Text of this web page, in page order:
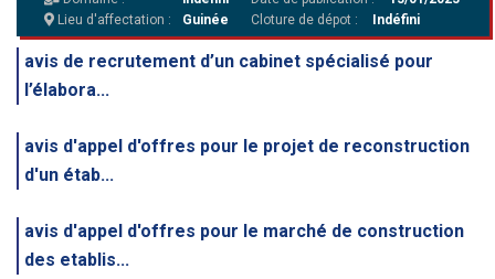
Lieu d'affectation :
Guinée
Cloture de dépot :
Indéfini
avis de recrutement d’un cabinet spécialisé pour
l’élabora...
avis d'appel d'offres pour le projet de reconstruction
d'un étab...
avis d'appel d'offres pour le marché de construction
des etablis...